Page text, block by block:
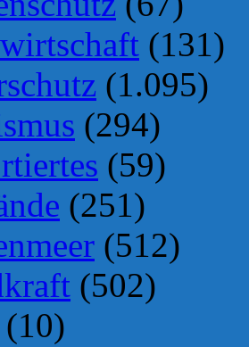
(131)
(1.095)
(294)
(59)
(251)
(512)
(502)
(10)